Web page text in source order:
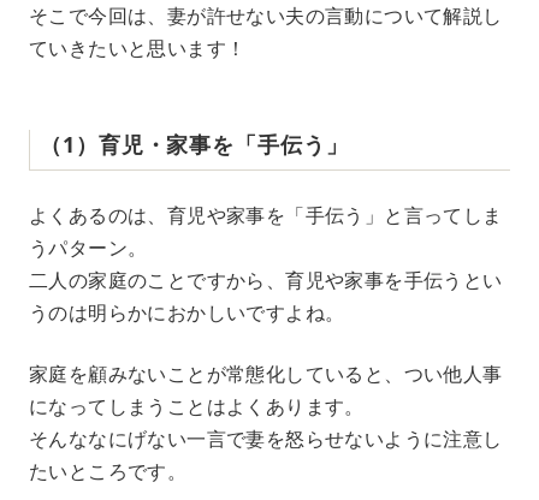
そこで今回は、妻が許せない夫の言動について解説し
ていきたいと思います！
（1）育児・家事を「手伝う」
よくあるのは、育児や家事を「手伝う」と言ってしま
うパターン。
二人の家庭のことですから、育児や家事を手伝うとい
うのは明らかにおかしいですよね。
家庭を顧みないことが常態化していると、つい他人事
になってしまうことはよくあります。
そんななにげない一言で妻を怒らせないように注意し
たいところです。